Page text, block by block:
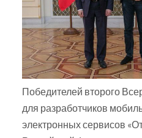
Победителей второго
для разработчиков
электронных сервисов